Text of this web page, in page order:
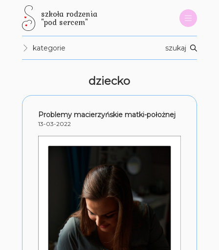
szkoła rodzenia
"pod sercem"
kategorie szukaj
dziecko
Problemy macierzyńskie matki-położnej
13-03-2022